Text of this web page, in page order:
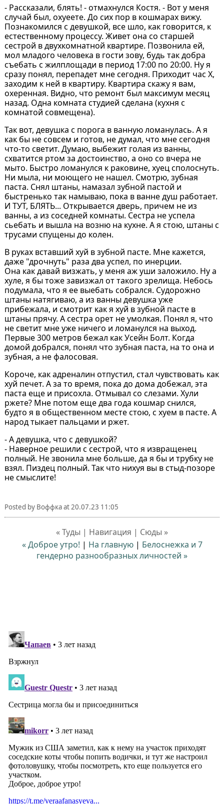
- Рассказали, блять! - отмахнулся Костя. - Вот у меня
случай был, охуеете. До сих пор в кошмарах вижу.
Познакомился с девушкой, все шло, как говорится, к
естественному процессу. Живет она со старшей
сестрой в двухкомнатной квартире. Позвонила ей,
мол младого человека в гости зову, будь так добра
съебать с жилплощади в период 17:00 по 20:00. Ну я
сразу понял, перепадет мне сегодня. Приходит час Х,
заходим к ней в квартиру. Квартира скажу я вам,
охеренная. Видно, что ремонт был максимум месяц
назад. Одна комната студией сделана (кухня с
комнатой совмещена).
Так вот, девушка с порога в ванную ломанулась. А я
как бы не совсем и готов, не думал, что мне сегодня
что-то светит. Думаю, выбежит голая из ванны,
схватится ртом за достоинство, а оно со вчера не
мыто. Быстро ломанулся к раковине, хуец сполоснуть.
Ни мыла, ни моющего не нашел. Смотрю, зубная
паста. Снял штаны, намазал зубной пастой и
быстренько так намываю, пока в ванне душ работает.
И ТУТ, БЛЯТЬ... Открывается дверь, причем не из
ванны, а из соседней комнаты. Сестра не успела
сьебать и вышла на возню на кухне. А я стою, штаны с
трусами спущены до колен.
В руках вставший хуй в зубной пасте. Мне кажется,
даже "дрочнуть" раза два успел, по инерции.
Она как давай визжать, у меня аж уши заложило. Ну а
хуле, я бы тоже завизжал от такого зрелища. Небось
подумала, что я ее выебать собрался. Судорожно
штаны натягиваю, а из ванны девушка уже
прибежала, и смотрит как я хуй в зубной пасте в
штаны прячу. А сестра орет не умолкая. Понял я, что
не светит мне уже ничего и ломанулся на выход.
Первые 300 метров бежал как Усейн Болт. Когда
домой добрался, понял что зубная паста, на то она и
зубная, а не фалосовая.
Короче, как адреналин отпустил, стал чувствовать как
хуй печет. А за то время, пока до дома добежал, эта
паста еще и присохла. Отмывал со слезами. Хули
ржете? Мне потом еще два года кошмар снился,
будто я в общественном месте стою, с хуем в пасте. А
народ тыкает пальцами и ржет.
- А девушка, что с девушкой?
- Наверное решили с сестрой, что я извращенец
полный. Не звонила мне больше, да я бы и трубку не
взял. Пиздец полный. Так что нихуя вы в стыд-позоре
не смыслите!
Posted by Воффкаat 20.07.23 11:05
« Туды | Навигация | Сюды »
« Доброе утро! | На главную| Белоснежка и 7
гендерно разнообразных личностей »